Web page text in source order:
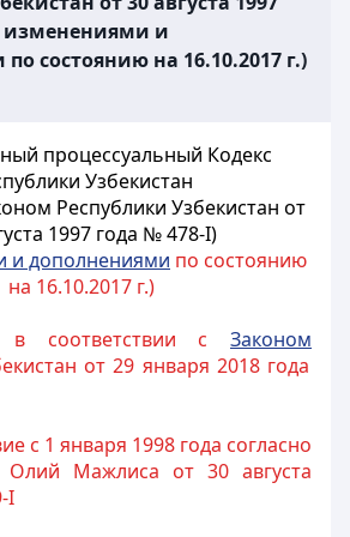
изменениями и
состоянию на 16.10.2017 г.)
процессуальный Кодекс
Узбекистан
Республики Узбекистан от
1997 года № 478-I)
и дополнениями по состоянию
на 16.10.2017 г.)
в соответствии с Законом
от 29 января 2018 года
с 1 января 1998 года согласно
Олий Мажлиса от 30 августа
I